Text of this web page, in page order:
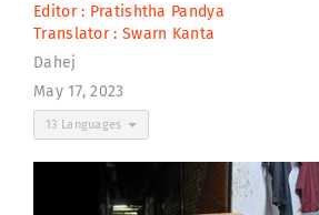
Editor : Pratishtha Pandya
Translator : Swarn Kanta
Dahej
May 17, 2023
13 Languages